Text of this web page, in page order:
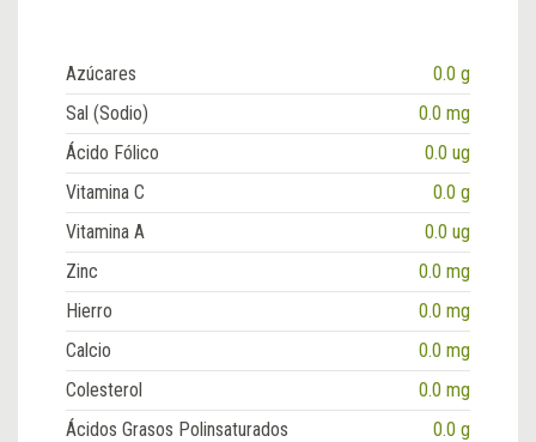
Azúcares
0.0 g
Sal (Sodio)
0.0 mg
Ácido Fólico
0.0 ug
Vitamina C
0.0 g
Vitamina A
0.0 ug
Zinc
0.0 mg
Hierro
0.0 mg
Calcio
0.0 mg
Colesterol
0.0 mg
Ácidos Grasos Polinsaturados
0.0 g